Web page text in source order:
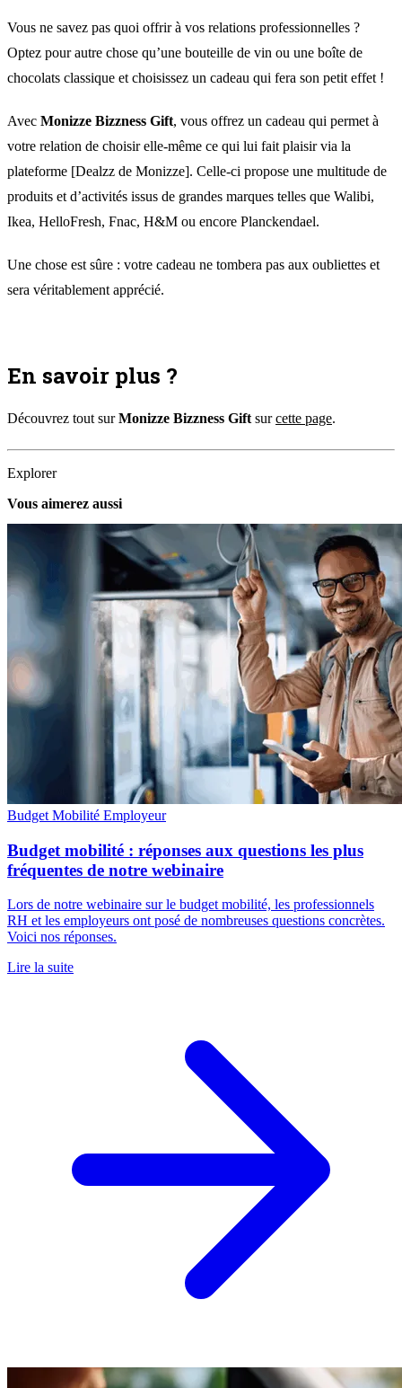
Vous ne savez pas quoi offrir à vos relations professionnelles ?
Optez pour autre chose qu’une bouteille de vin ou une boîte de
chocolats classique et choisissez un cadeau qui fera son petit effet !
Avec Monizze Bizzness Gift, vous offrez un cadeau qui permet à
votre relation de choisir elle-même ce qui lui fait plaisir via la
plateforme [Dealzz de Monizze]. Celle-ci propose une multitude de
produits et d’activités issus de grandes marques telles que Walibi,
Ikea, HelloFresh, Fnac, H&M ou encore Planckendael.
Une chose est sûre : votre cadeau ne tombera pas aux oubliettes et
sera véritablement apprécié.
En savoir plus ?
Découvrez tout surMonizze Bizzness Gift surcette page.
Explorer
Vous aimerez aussi
Budget Mobilité Employeur
Budget mobilité : réponses aux questions les plus
fréquentes de notre webinaire
Lors de notre webinaire sur le budget mobilité, les professionnels
RH et les employeurs ont posé de nombreuses questions concrètes.
Voici nos réponses.
Lire la suite